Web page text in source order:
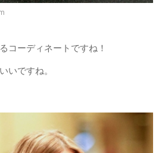
コーディネートですね！
いですね。